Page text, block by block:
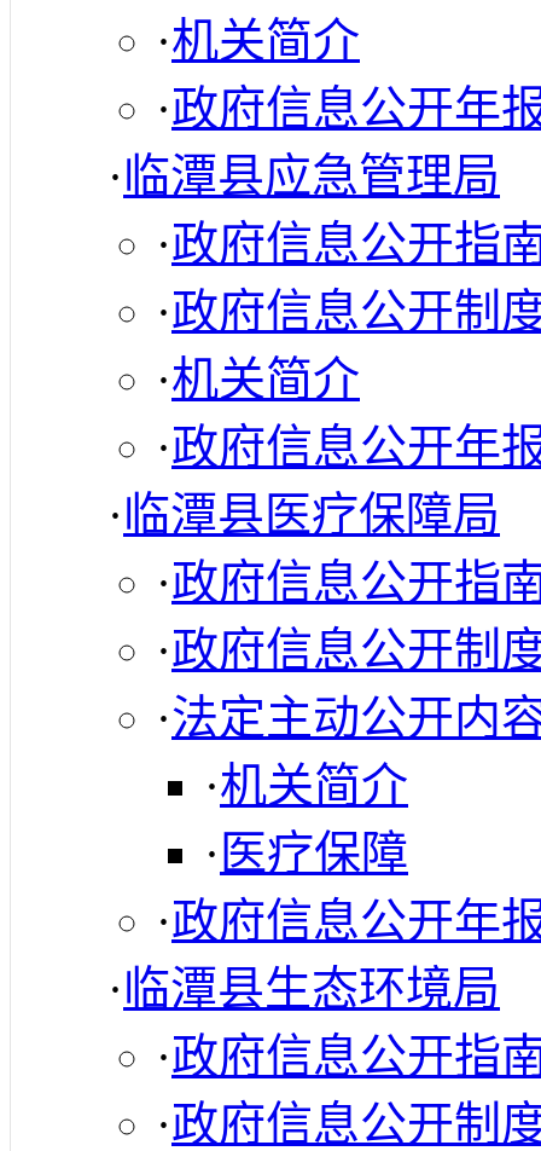
·机关简介
·政府信息公开年
·临潭县应急管理局
·政府信息公开指
·政府信息公开制
·机关简介
·政府信息公开年
·临潭县医疗保障局
·政府信息公开指
·政府信息公开制
·法定主动公开内
·机关简介
· 医疗保障
·政府信息公开年
·临潭县生态环境局
·政府信息公开指
·政府信息公开制